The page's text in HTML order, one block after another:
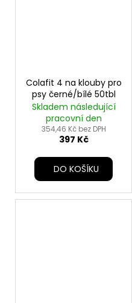
Colafit 4 na klouby pro
psy černé/bílé 50tbl
Skladem následující
pracovní den
354,46 Kč bez DPH
397 Kč
DO KOŠÍKU